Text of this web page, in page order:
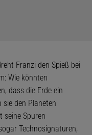
Franzi den Spieß bei
Wie könnten
dass die Erde ein
den Planeten
seine Spuren
Technosignaturen,